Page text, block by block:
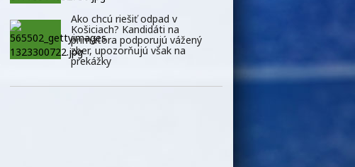
Ako chcú riešiť odpad v
Košiciach? Kandidáti na
primátora podporujú vážený
zber, upozorňujú však na
prekážky